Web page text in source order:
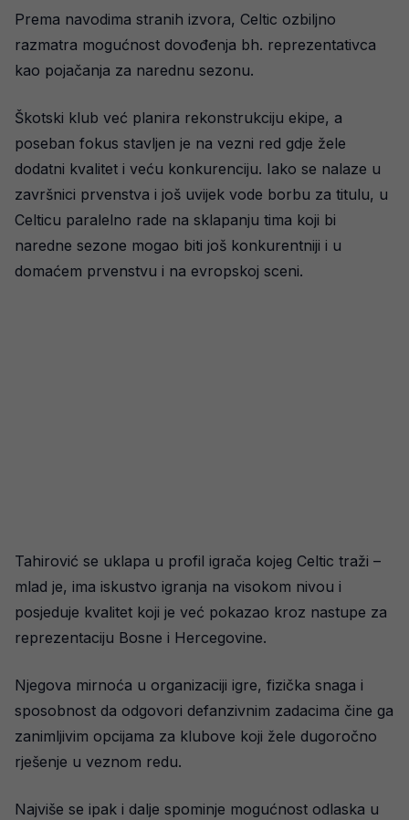
Prema navodima stranih izvora, Celtic ozbiljno
razmatra mogućnost dovođenja bh. reprezentativca
kao pojačanja za narednu sezonu.
Škotski klub već planira rekonstrukciju ekipe, a
poseban fokus stavljen je na vezni red gdje žele
dodatni kvalitet i veću konkurenciju. Iako se nalaze u
završnici prvenstva i još uvijek vode borbu za titulu, u
Celticu paralelno rade na sklapanju tima koji bi
naredne sezone mogao biti još konkurentniji i u
domaćem prvenstvu i na evropskoj sceni.
Tahirović se uklapa u profil igrača kojeg Celtic traži –
mlad je, ima iskustvo igranja na visokom nivou i
posjeduje kvalitet koji je već pokazao kroz nastupe za
reprezentaciju Bosne i Hercegovine.
Njegova mirnoća u organizaciji igre, fizička snaga i
sposobnost da odgovori defanzivnim zadacima čine ga
zanimljivim opcijama za klubove koji žele dugoročno
rješenje u veznom redu.
Najviše se ipak i dalje spominje mogućnost odlaska u